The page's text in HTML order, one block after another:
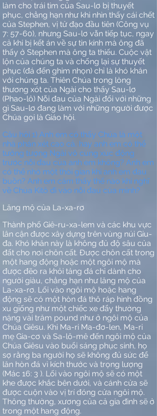
làm cho trái tim của Sau-lơ bị thuyết
phục, chẳng hạn như khi nhìn thấy cái chết
của Stephen, vị tử đạo đầu tiên (Công vụ
7: 57-60), nhưng Sau-lơ vẫn tiếp tục, ngay
cả khi bị kết án về sự tin kính mà ông đã
thấy ở Stephen mà ông ta thiếu. Cuộc vật
lộn của chúng ta và chống lại sự thuyết
phục (đá đến ghim nhọn) chỉ là khó khăn
với chúng ta. Thiên Chúa trong lòng
thương xót của Ngài cho thấy Sau-lơ
(Phao-lô) Nỗi đau của Ngài đối với những
gì Sau-lơ đang làm với những người được
Chúa gọi là Giáo hội.
Câu hỏi 1) Anh em có thấy Chúa là một
nhà phán xét cao cả, hay anh em có thể
tưởng tượng Ngài vô cùng xúc động
trước nỗi đau của anh em không? Anh em
có thể nhớ một thời gian khi anh em đau
buồn? Anh em cảm thấy thế nào khi nghĩ
về Chúa Kitô đi vào nỗi đau của mình?
Lăng mộ của La-xa-rơ
Thành phố Giê-ru-xa-lem và các khu vực
lân cận được xây dựng trên vùng núi Giu-
đa. Khó khăn này là không đủ độ sâu của
đất cho nơi chôn cất. Được chôn cất trong
một hang động hoặc một ngôi mộ mà
được đẽo ra khỏi tảng đá chỉ dành cho
người giàu, chẳng hạn như lăng mộ của
La-xa-rơ. Lối vào ngôi mộ hoặc hang
động sẽ có một hòn đá thô ráp hình đồng
xu giống như một chiếc xe đẩy thường
nặng vài trăm pound như ở ngôi mộ của
Chúa Giêsu. Khi Ma-ri Ma-đơ-len, Ma-ri
mẹ Gia-cơ và Sa-lô-mê đến ngôi mộ của
Chúa Giêsu vào buổi sáng phục sinh, họ
sợ rằng ba người họ sẽ không đủ sức để
lăn hòn đá vì kích thước và trọng lượng
(Mác 16: 3 ). Lối vào ngôi mộ sẽ có một
khe được khắc bên dưới, và cánh cửa sẽ
được cuộn vào vị trí đóng cửa ngôi mộ.
Thông thường, xương của cả gia đình sẽ ở
trong một hang động.